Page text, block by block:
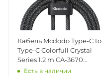
Кабель Mcdodo Type-C to
Type-C Colorfull Crystal
Series 1.2 m CA-3670
Black
Есть в наличии